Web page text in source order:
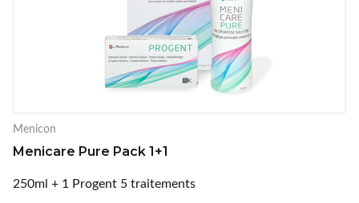
Menicon
Menicare Pure Pack 1+1
250ml + 1 Progent 5 traitements